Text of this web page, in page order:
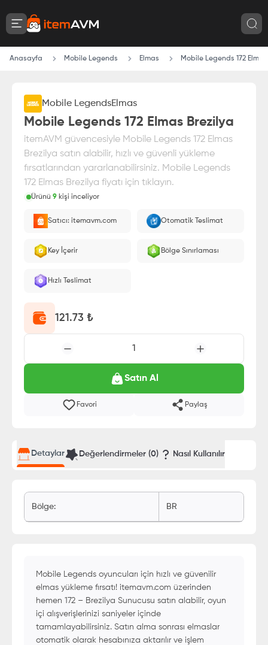
Anasayfa Mobile Legends Elmas Mobile Legends 172
Mobile LegendsElmas
Mobile Legends 172 Elmas Brezilya
itemAVM güvencesiyle Mobile Legends 172 Elmas
Brezilya satın alabilir, hızlı ve güvenli yükleme
fırsatlarından yararlanabilirsiniz. Mobile Legends
172 Elmas Brezilya fiyatı için tıklayın.
Ürünü 9 kişi inceliyor
Oyuncu ID'nize yüklenir.
Satıcı: itemavm.com Otomatik Teslimat
Key İçerir Bölge Sınırlaması
Hızlı Teslimat
121.73 ₺
1
Satın Al
Favori Paylaş
Detaylar Değerlendirmeler (0) Nasıl Kullanılır
Bölge: BR
Mobile Legends oyuncuları için hızlı ve güvenilir
elmas yükleme fırsatı! itemavm.com üzerinden
hemen 172 – Brezilya Sunucusu satın alabilir, oyun
içi alışverişlerinizi saniyeler içinde
tamamlayabilirsiniz. Satın alma sonrası elmaslar
otomatik olarak hesabınıza aktarılır ve işlem